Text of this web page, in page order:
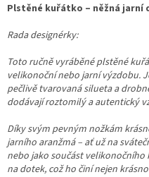
Plstěné kuřátko – něžná jarní
Rada designérky:
Toto ručně vyráběné plstěné
velikonoční nebo jarní výzdobu.
pečlivě tvarovaná silueta a
dodávají roztomilý a autentický
Díky svým pevným nožkám
jarního aranžmá – ať už na
nebo jako součást
na dotek, což ho činí nejen